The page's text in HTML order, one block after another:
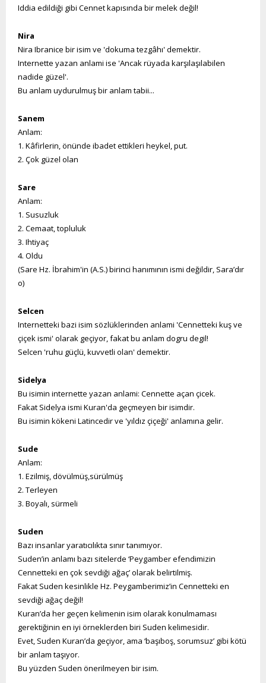
Iddia edildiği gibi Cennet kapısında bir melek değil!
Nira
Nira Ibranice bir isim ve 'dokuma tezgâhı' demektir.
Internette yazan anlami ise 'Ancak rüyada karşılaşılabilen
nadide güzel'.
Bu anlam uydurulmuş bir anlam tabii...
Sanem
Anlam:
1. Kâfirlerin, önünde ibadet ettikleri heykel, put.
2. Çok güzel olan
Sare
Anlam:
1. Susuzluk
2. Cemaat, topluluk
3. Ihtiyaç
4. Oldu
(Sare Hz. İbrahim'in (A.S.) birinci hanımının ismi değildir, Sara’dır
o)
Selcen
Internetteki bazi isim sözlüklerinden anlami 'Cennetteki kuş ve
çiçek ismi' olarak geçiyor, fakat bu anlam dogru degil!
Selcen 'ruhu güçlü, kuvvetli olan' demektir.
Sidelya
Bu isimin internette yazan anlami: Cennette açan çicek.
Fakat Sidelya ismi Kuran'da geçmeyen bir isimdir.
Bu isimin kökeni Latincedir ve 'yıldız çiçeği' anlamına gelir.
Sude
Anlam:
1. Ezilmiş, dövülmüş,sürülmüş
2. Terleyen
3. Boyalı, sürmeli
Suden
Bazı insanlar yaratıcılıkta sınır tanımıyor.
Suden’in anlamı bazı sitelerde ‘Peygamber efendimizin
Cennetteki en çok sevdiği ağaç’ olarak belirtilmiş.
Fakat Suden kesinlikle Hz. Peygamberimiz’in Cennetteki en
sevdiği ağaç değil!
Kuran’da her geçen kelimenin isim olarak konulmaması
gerektiğinin en iyi örneklerden biri Suden kelimesidir.
Evet, Suden Kuran’da geçiyor, ama ‘başıboş, sorumsuz’ gibi kötü
bir anlam taşıyor.
Bu yüzden Suden önerilmeyen bir isim.